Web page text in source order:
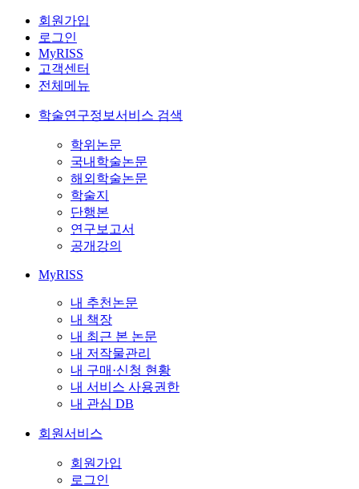
회원가입
로그인
MyRISS
고객센터
전체메뉴
학술연구정보서비스 검색
학위논문
국내학술논문
해외학술논문
학술지
단행본
연구보고서
공개강의
MyRISS
내 추천논문
내 책장
내 최근 본 논문
내 저작물관리
내 구매·신청 현황
내 서비스 사용권한
내 관심 DB
회원서비스
회원가입
로그인